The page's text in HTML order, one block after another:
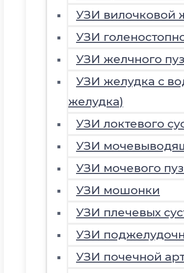
УЗИ вилочковой
УЗИ
УЗИ желчного
УЗИ желудка с
желудка)
УЗИ локтевого
УЗИ
УЗИ мочевого
УЗИ мошонки
УЗИ плечевых
УЗИ
УЗИ почечной